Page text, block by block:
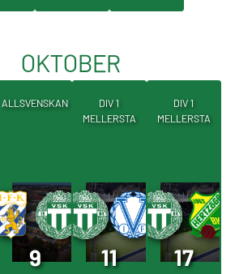
OKTOBER
ALLSVENSKAN
9
DIV 1
MELLERSTA
11
DIV 1
MELLERSTA
17